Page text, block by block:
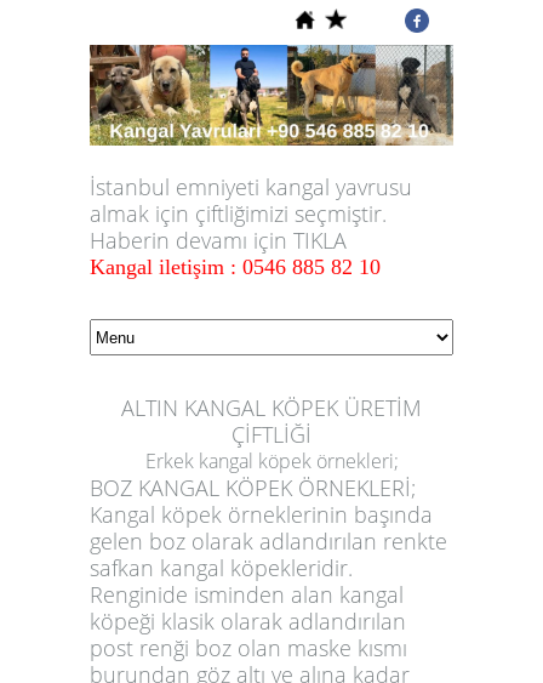
İstanbul emniyeti kangal yavrusu
almak için çiftliğimizi seçmiştir.
Haberin devamı için TIKLA
Kangal iletişim : 0546 885 82 10
ALTIN KANGAL KÖPEK ÜRETİM
ÇİFTLİĞİ
Erkek kangal köpek örnekleri;
BOZ KANGAL KÖPEK ÖRNEKLERİ;
Kangal köpek örneklerinin başında
gelen boz olarak adlandırılan renkte
safkan kangal köpekleridir.
Renginide isminden alan kangal
köpeği klasik olarak adlandırılan
post renği boz olan maske kısmı
burundan göz altı ve alına kadar